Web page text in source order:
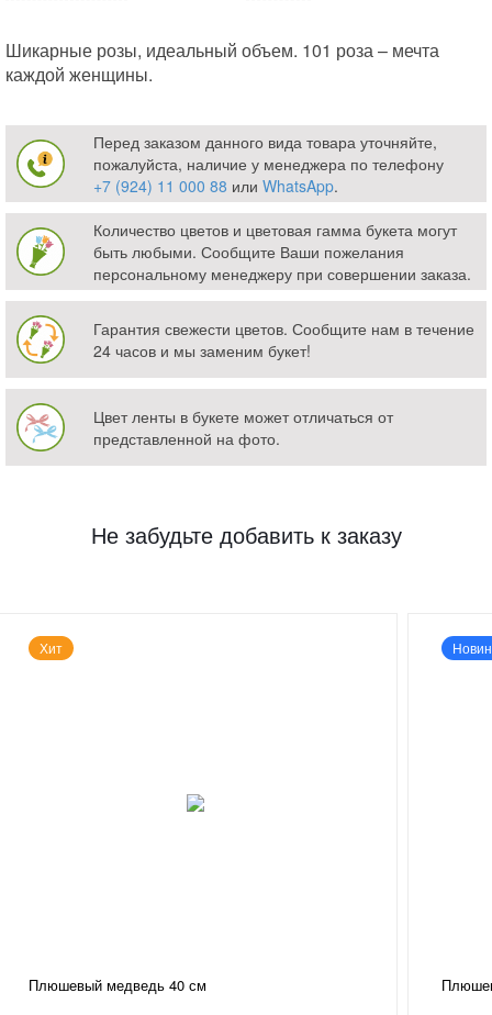
Шикарные розы, идеальный объем. 101 роза – мечта
каждой женщины.
Перед заказом данного вида товара уточняйте,
пожалуйста, наличие у менеджера по телефону
+7 (924) 11 000 88 или WhatsApp.
Количество цветов и цветовая гамма букета могут
быть любыми. Сообщите Ваши пожелания
персональному менеджеру при совершении заказа.
Гарантия свежести цветов. Сообщите нам в течение
24 часов и мы заменим букет!
Цвет ленты в букете может отличаться от
представленной на фото.
Не забудьте добавить к заказу
Хит
Плюшевый медведь 40 см